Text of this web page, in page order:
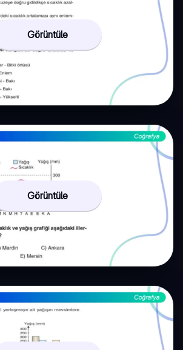
Görüntüle
Görüntüle